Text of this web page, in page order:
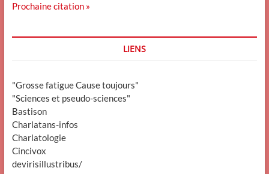
Prochaine citation »
LIENS
"Grosse fatigue Cause toujours"
"Sciences et pseudo-sciences"
Bastison
Charlatans-infos
Charlatologie
Cincivox
devirisillustribus/